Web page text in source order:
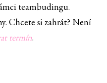
teambudingu.
Chcete si zahrát? Není
termín.